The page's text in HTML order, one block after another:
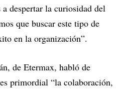
despertar la curiosidad del
que buscar este tipo de
en la organización”.
de Etermax, habló de
primordial “la colaboración,